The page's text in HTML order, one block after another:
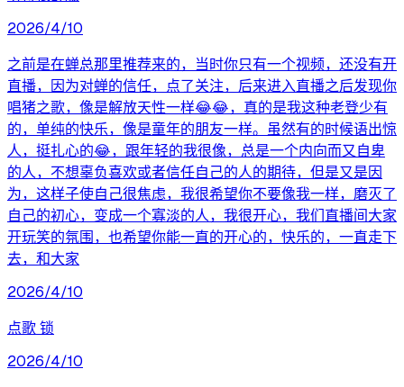
2026/4/10
之前是在蝉总那里推荐来的，当时你只有一个视频，还没有开
直播，因为对蝉的信任，点了关注，后来进入直播之后发现你
唱猪之歌，像是解放天性一样😂😂，真的是我这种老登少有
的，单纯的快乐，像是童年的朋友一样。虽然有的时候语出惊
人，挺扎心的😂，跟年轻的我很像，总是一个内向而又自卑
的人，不想辜负喜欢或者信任自己的人的期待，但是又是因
为，这样子使自己很焦虑，我很希望你不要像我一样，磨灭了
自己的初心，变成一个寡淡的人，我很开心，我们直播间大家
开玩笑的氛围，也希望你能一直的开心的，快乐的，一直走下
去，和大家
2026/4/10
点歌 锁
2026/4/10